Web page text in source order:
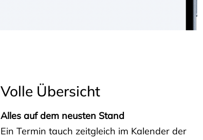
Volle Übersicht
Alles auf dem neusten Stand
Ein Termin tauch zeitgleich im Kalender der